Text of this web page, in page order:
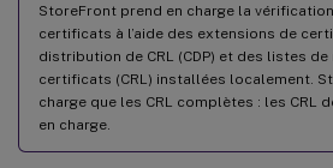
StoreFront prend en charge la
certificats à l’aide des extensions de
distribution de CRL (CDP) et des listes
certificats (CRL) installées localement.
charge que les CRL complètes : les CRL
en charge.